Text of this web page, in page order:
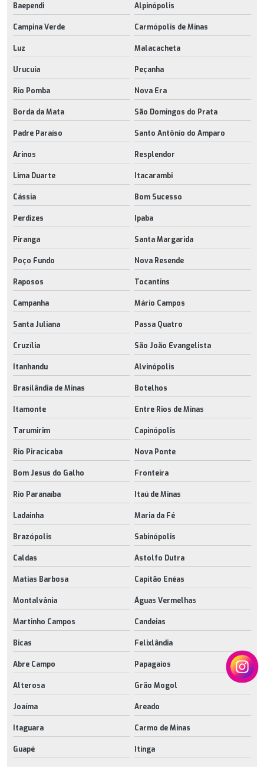
Baependi Alpinópolis
Campina Verde Carmópolis de Minas
Luz Malacacheta
Urucuia Peçanha
Rio Pomba Nova Era
Borda da Mata São Domingos do Prata
Padre Paraíso Santo Antônio do Amparo
Arinos Resplendor
Lima Duarte Itacarambi
Cássia Bom Sucesso
Perdizes Ipaba
Piranga Santa Margarida
Poço Fundo Nova Resende
Raposos Tocantins
Campanha Mário Campos
Santa Juliana Passa Quatro
Cruzília São João Evangelista
Itanhandu Alvinópolis
Brasilândia de Minas Botelhos
Itamonte Entre Rios de Minas
Tarumirim Capinópolis
Rio Piracicaba Nova Ponte
Bom Jesus do Galho Fronteira
Rio Paranaíba Itaú de Minas
Ladainha Maria da Fé
Brazópolis Sabinópolis
Caldas Astolfo Dutra
Matias Barbosa Capitão Enéas
Montalvânia Águas Vermelhas
Martinho Campos Candeias
Bicas Felixlândia
Abre Campo Papagaios
Alterosa Grão Mogol
Joaíma Areado
Itaguara Carmo de Minas
Guapé Itinga